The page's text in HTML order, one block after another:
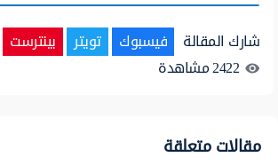
شارك المقالة فيسبوك تويتر بينترست
2422مشاهدة
مقالات متعلقة